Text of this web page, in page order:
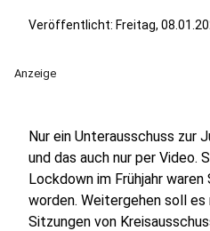
Veröffentlicht: Freitag,
Anzeige
Nur ein Unterausschuss
und das auch nur per Video.
Lockdown im Frühjahr
worden. Weitergehen soll es
Sitzungen von